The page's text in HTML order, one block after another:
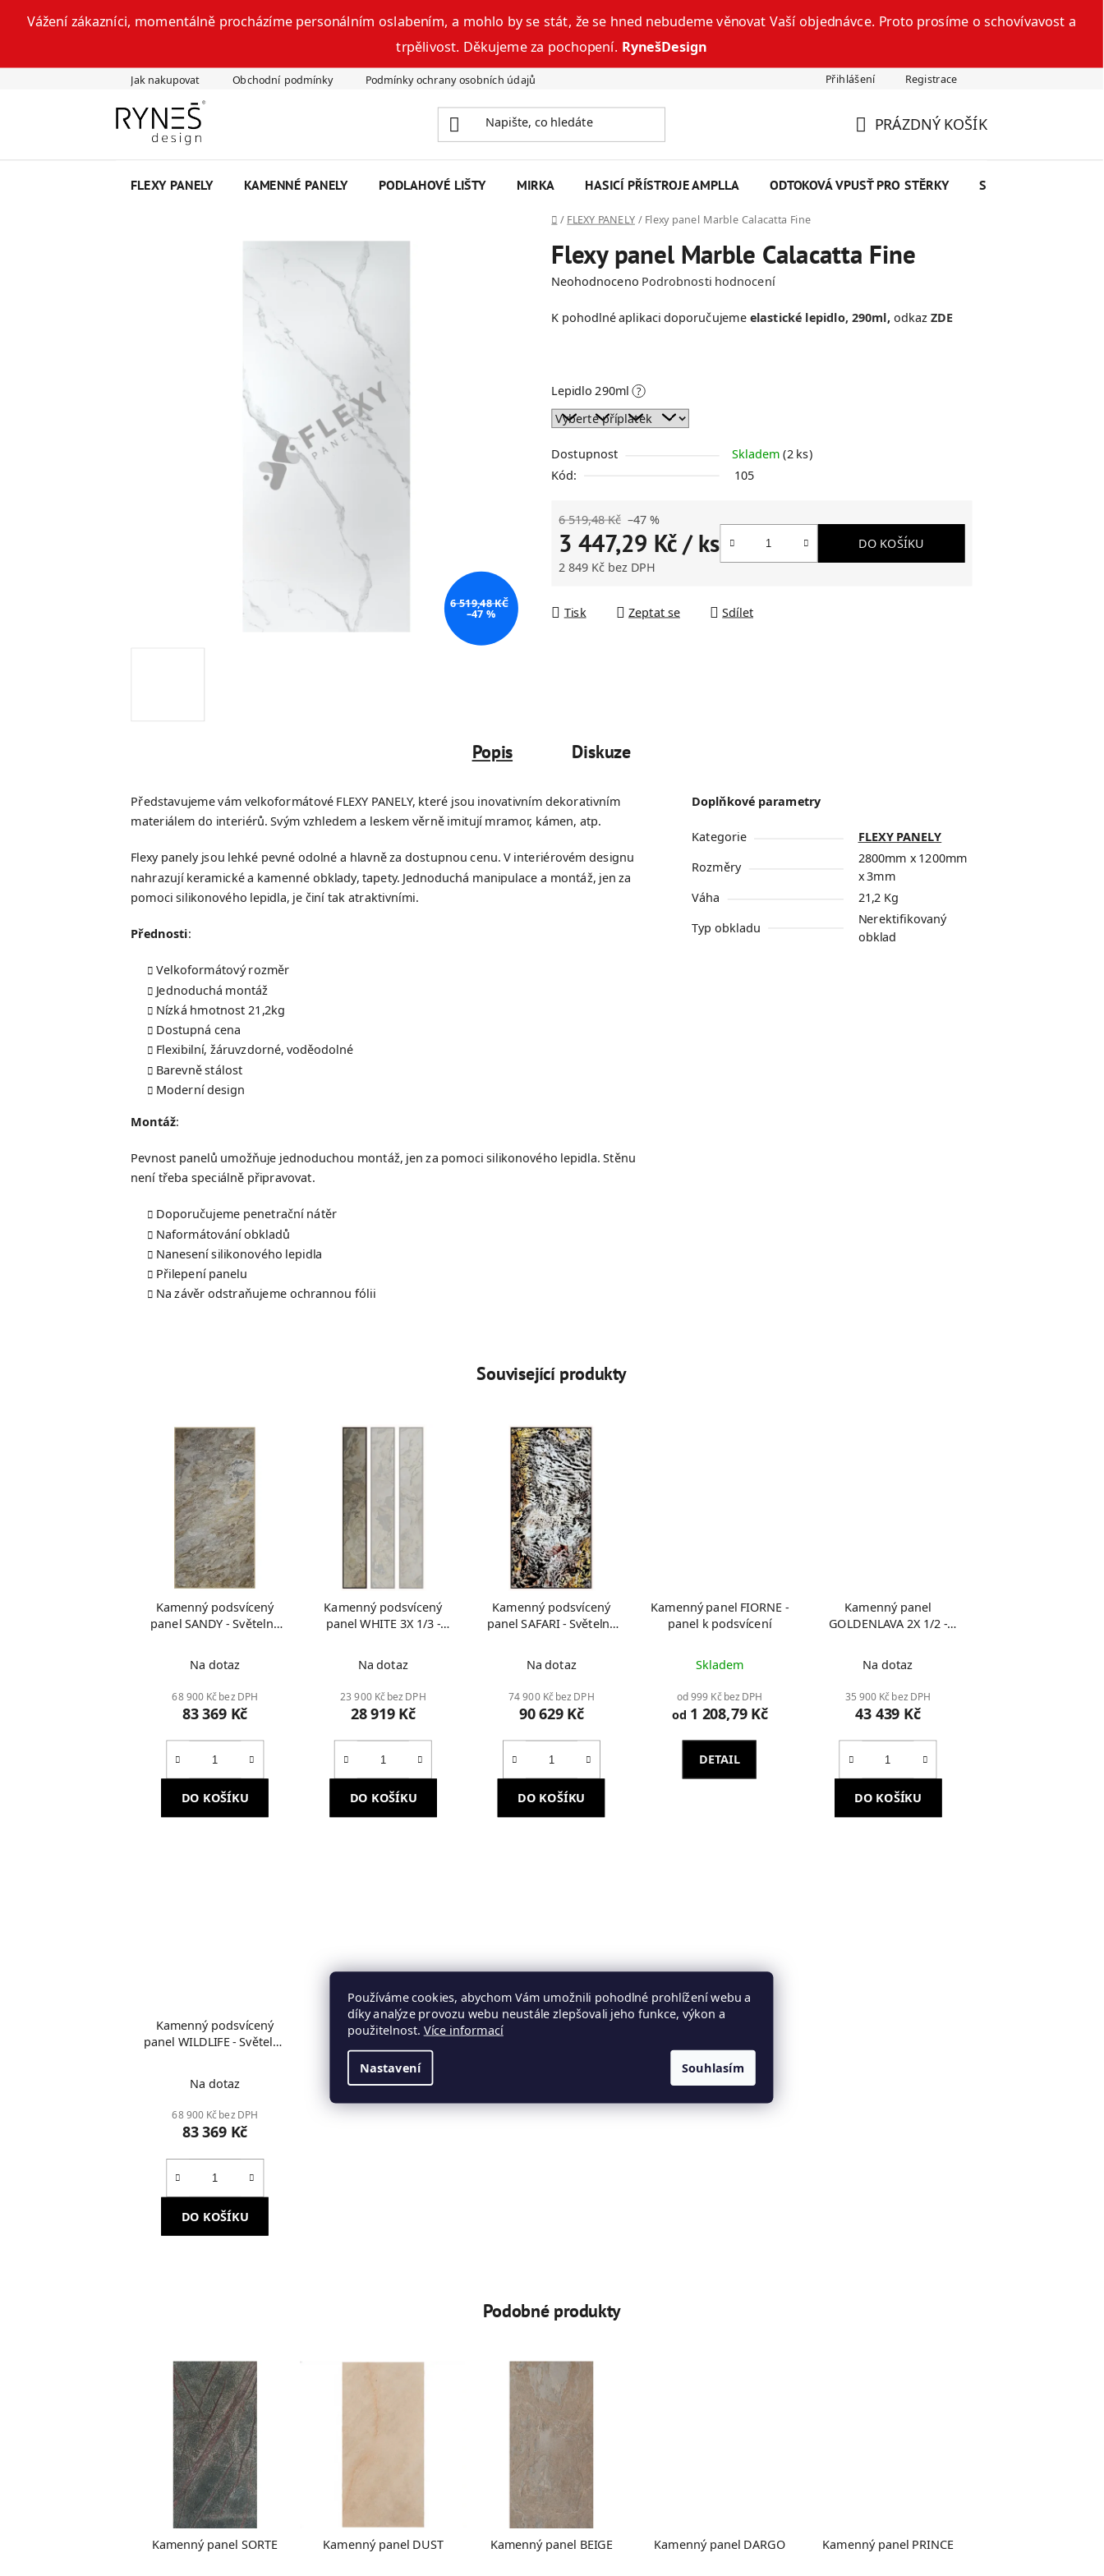
Vážení zákazníci, momentálně procházíme personálním oslabením, a mohlo by se stát, že se hned nebudeme věnovat Vaší objednávce. Proto prosíme o schovívavost a
trpělivost. Děkujeme za pochopení. RynešDesign
Používáme cookies, abychom Vám umožnili pohodlné prohlížení webu a
díky analýze provozu webu neustále zlepšovali jeho funkce, výkon a
použitelnost. Více informací
Nastavení Souhlasím
Jak nakupovat Obchodní podmínky Podmínky ochrany osobních údajů Technický list Reklamační formulář
Přihlášení Registrace
KOŠÍK
PRÁZDNÝ KOŠÍK
FLEXY PANELY KAMENNÉ PANELY PODLAHOVÉ LIŠTY MIRKA HASICÍ PŘÍSTROJE AMPLLA ODTOKOVÁ VPUSŤ PRO STĚRKY SEMINÁŘE
Domů
/ FLEXY PANELY / Flexy panel Marble Calacatta Fine
Flexy panel Marble Calacatta Fine
Průměrné
produktu
5
hvězdiček.
Neohodnoceno Podrobnosti hodnocení
K pohodlné aplikaci doporučujeme elastické lepidlo, 290ml,odkazZDE
Lepidlo 290ml ?
Dostupnost Skladem(2 ks)
Kód: 105
6 519,48 Kč –47 %
3 447,29 Kč / ks
2 849 Kč bez DPH
DO KOŠÍKU
Tisk Zeptat se Sdílet
6 519,48 KČ
–47 %
Popis Diskuze
Představujeme vám velkoformátové FLEXY PANELY, které jsou inovativním dekorativním
materiálem do interiérů. Svým vzhledem a leskem věrně imitují mramor, kámen, atp.
Flexy panely jsou lehké pevné odolné a hlavně za dostupnou cenu. V interiérovém designu
nahrazují keramické a kamenné obklady, tapety. Jednoduchá manipulace a montáž, jen za
pomoci silikonového lepidla, je činí tak atraktivními.
Přednosti:
Velkoformátový rozměr
Jednoduchá montáž
Nízká hmotnost 21,2kg
Dostupná cena
Flexibilní, žáruvzdorné, voděodolné
Barevně stálost
Moderní design
Montáž:
Pevnost panelů umožňuje jednoduchou montáž, jen za pomoci silikonového lepidla. Stěnu
není třeba speciálně připravovat.
Doporučujeme penetrační nátěr
Naformátování obkladů
Nanesení silikonového lepidla
Přilepení panelu
Na závěr odstraňujeme ochrannou fólii
Doplňkové parametry
Kategorie FLEXY PANELY
Rozměry
2800mm x 1200mm
x 3mm
Váha 21,2 Kg
Typ obkladu
Nerektifikovaný
obklad
Související produkty
Kamenný podsvícený
panel SANDY - Světelný
Na dotaz
68 900 Kč bez DPH
83 369 Kč
DO KOŠÍKU
Kamenný podsvícený
panel WHITE 3X 1/3 -
Na dotaz
23 900 Kč bez DPH
28 919 Kč
DO KOŠÍKU
Kamenný podsvícený
panel SAFARI - Světelný
hodnocení
produktu
je
z
hvězdiček.
Na dotaz
74 900 Kč bez DPH
90 629 Kč
DO KOŠÍKU
Kamenný panel FIORNE -
panel k podsvícení
Skladem
od 999 Kč bez DPH
od 1 208,79 Kč
DETAIL
Kamenný panel
GOLDENLAVA 2X 1/2 -
Na dotaz
35 900 Kč bez DPH
43 439 Kč
DO KOŠÍKU
Kamenný podsvícený
panel WILDLIFE - Světelný
Na dotaz
68 900 Kč bez DPH
83 369 Kč
DO KOŠÍKU
Podobné produkty
Kamenný panel SORTE Kamenný panel DUST Kamenný panel BEIGE Kamenný panel DARGO Kamenný panel PRINCE